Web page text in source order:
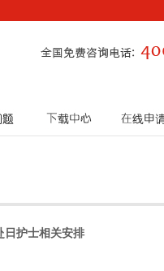
日护士相关安排